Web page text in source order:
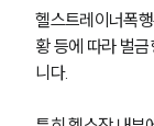
헬스트레이너폭
황 등에 따라 벌
니다.